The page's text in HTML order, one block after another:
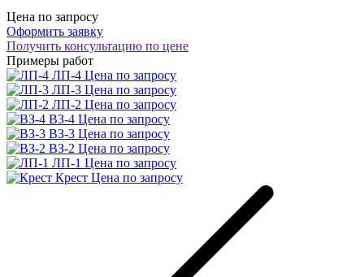
Цена по запросу
Оформить заявку
Получить консультацию по цене
Примеры работ
ЛП-4 Цена по запросу
ЛП-3 Цена по запросу
ЛП-2 Цена по запросу
ВЗ-4 Цена по запросу
ВЗ-3 Цена по запросу
ВЗ-2 Цена по запросу
ЛП-1 Цена по запросу
Крест Цена по запросу